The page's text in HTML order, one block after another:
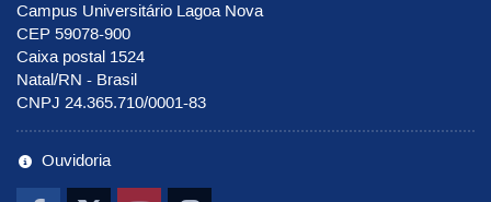
Campus Universitário Lagoa Nova
CEP 59078-900
Caixa postal 1524
Natal/RN - Brasil
CNPJ 24.365.710/0001-83
Ouvidoria